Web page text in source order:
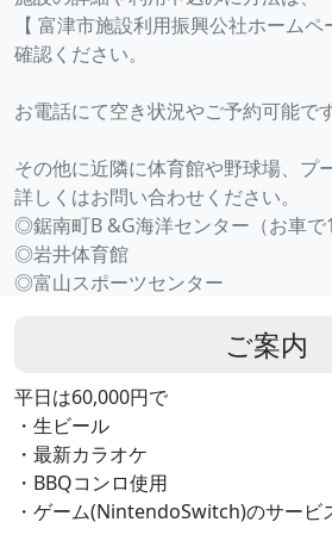
【 富津市施設利用振興公社ホーム
確認ください。
お電話にて空き状況やご予約可能です
その他に近隣に体育館や野球場、プ
詳しくはお問い合わせください。
◎鋸南町B &G海洋センター（お車で
◎岩井体育館
◎富山スポーツセンター
ご案内
平日は60,000円で
・生ビール
・最新カラオケ
・BBQコンロ使用
・ゲーム(NintendoSwitch)のサービ